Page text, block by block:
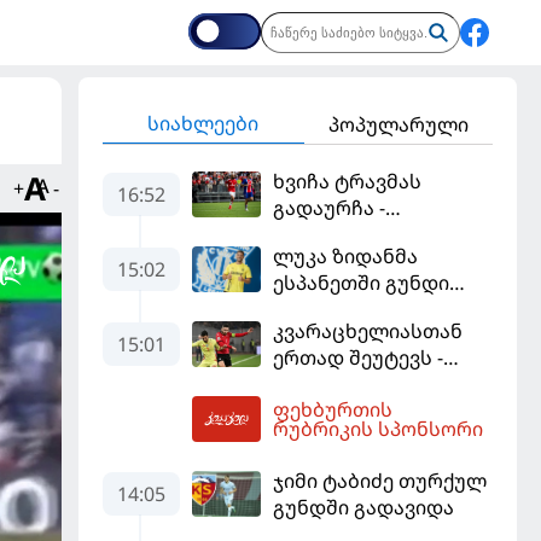
+ -
სიახლეები პოპულარული
16:52
ხვიჩა ტრავმას
გადაურჩა -
პრეასისტი და პსჟ-ს
ფრე "მანჩესტერ
15:02
ლუკა ზიდანმა
ესპანეთში გუნდი
15:01
კვარაცხელიასთან
ერთად შეუტევს -
მალე პსჟ-ს
ფეხბურთელი
ფეხბურთის
რუბრიკის სპონსორი
14:05
ჯიმი ტაბიძე თურქულ
გუნდში გადავიდა